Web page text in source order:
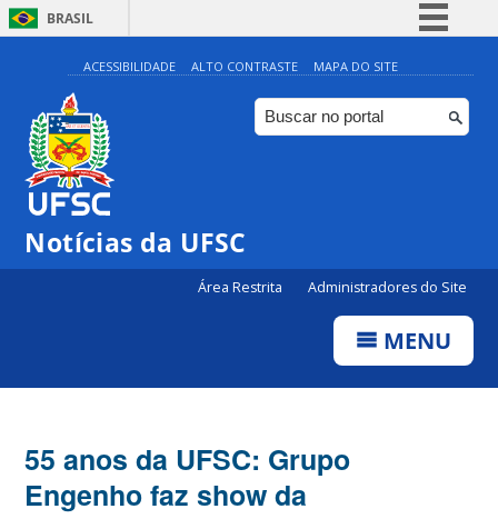
BRASIL
Simplifique!
Comunica BR
Participe
ACESSIBILIDADE ALTO CONTRASTE MAPA DO SITE
Notícias da UFSC
Área Restrita Administradores do Site
MENU
55 anos da UFSC: Grupo
Engenho faz show da